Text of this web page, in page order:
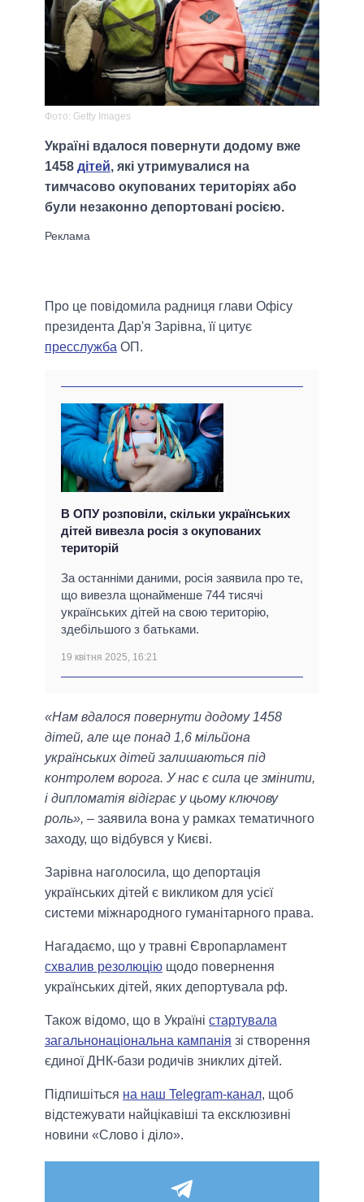
Фото: Getty Images
Україні вдалося повернути додому вже
1458 дітей, які утримувалися на
тимчасово окупованих територіях або
були незаконно депортовані росією.
Про це повідомила радниця глави Офісу
президента Дар'я Зарівна, її цитує
пресслужба ОП.
В ОПУ розповіли, скільки українських
дітей вивезла росія з окупованих
територій
За останніми даними, росія заявила про те,
що вивезла щонайменше 744 тисячі
українських дітей на свою територію,
здебільшого з батьками.
19 квітня 2025, 16:21
«Нам вдалося повернути додому 1458
дітей, але ще понад 1,6 мільйона
українських дітей залишаються під
контролем ворога. У нас є сила це змінити,
і дипломатія відіграє у цьому ключову
роль», – заявила вона у рамках тематичного
заходу, що відбувся у Києві.
Зарівна наголосила, що депортація
українських дітей є викликом для усієї
системи міжнародного гуманітарного права.
Нагадаємо, що у травні Європарламент
схвалив резолюцію щодо повернення
українських дітей, яких депортувала рф.
Також відомо, що в Україні стартувала
загальнонаціональна кампанія зі створення
єдиної ДНК-бази родичів зниклих дітей.
Підпишіться на наш Telegram-канал, щоб
відстежувати найцікавіші та ексклюзивні
новини «Слово і діло».